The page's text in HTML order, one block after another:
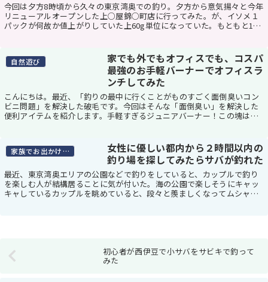
今回は夕方8時頃から久々の東京湾奥での釣り。夕方から意気揚々と今年
リニューアルオープンした上○屋錦○町店に行ってみた。が、イソメ１
パックが何故か値上がりしていた上60g単位になっていた。もともと1杯
自然遊び
家でも外でもオフィスでも、コスパ
最強のお手軽バーナーでオフィスラ
ンチしてみた
こんにちは。最近、「釣りの最中に行くことがものすごく面倒臭いコン
ビニ問題」を解決した破毛です。今回はそんな「面倒臭い」を解決した
便利アイテムを紹介します。手軽すぎるジュニアバーナー！この塊はた
家族でお出かけスポット
女性に優しい都内から２時間以内の
釣り場を探してみたらサバが釣れた
最近、東京湾奥エリアの公園などで釣りをしていると、カップルで釣り
を楽しむ人が結構居ることに気が付いた。海の公園で楽しそうにキャッ
キャしているカップルを眺めていると、段々と羨ましくなってムシャク
初心者が西伊豆で小サバをサビキで釣って
みた